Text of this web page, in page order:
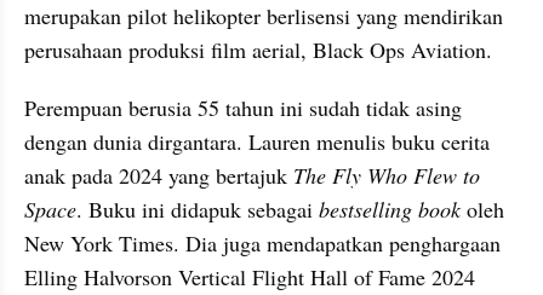
merupakan pilot helikopter berlisensi yang mendirikan
perusahaan produksi film aerial, Black Ops Aviation.
Perempuan berusia 55 tahun ini sudah tidak asing
dengan dunia dirgantara. Lauren menulis buku cerita
anak pada 2024 yang bertajuk The Fly Who Flew to
Space. Buku ini didapuk sebagai bestselling book oleh
New York Times. Dia juga mendapatkan penghargaan
Elling Halvorson Vertical Flight Hall of Fame 2024